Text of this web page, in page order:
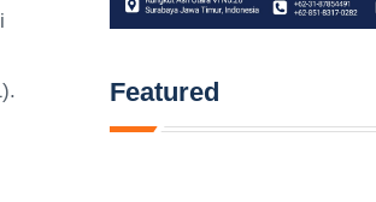
Featured